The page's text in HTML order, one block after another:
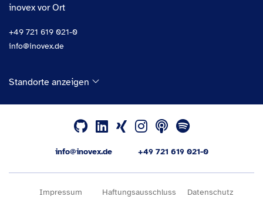
inovex vor Ort
+49 721 619 021-0
info@inovex.de
Standorte anzeigen
info@inovex.de +49 721 619 021-0
Impressum Haftungsausschluss Datenschutz